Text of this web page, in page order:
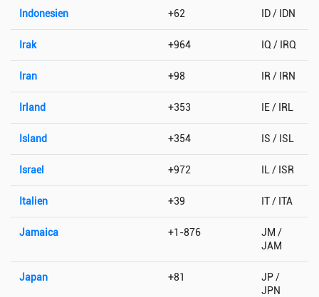
Indonesien +62 ID / IDN
Irak +964 IQ / IRQ
Iran +98 IR / IRN
Irland +353 IE / IRL
Island +354 IS / ISL
Israel +972 IL / ISR
Italien +39 IT / ITA
Jamaica +1-876
JM /
JAM
Japan +81
JP /
JPN